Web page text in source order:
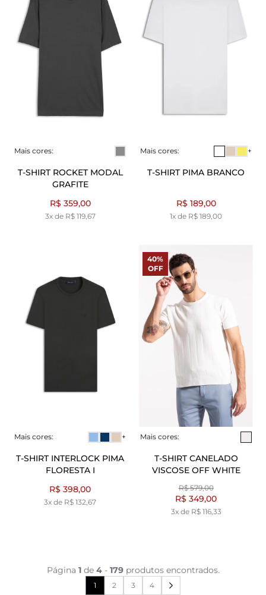
Mais cores:
T-SHIRT ROCKET MODAL
GRAFITE
R$ 359,00
3x de R$ 119,67
Mais cores: +
T-SHIRT PIMA BRANCO
R$ 189,00
1x de R$ 189,00
Mais cores: +
T-SHIRT INTERLOCK PIMA
FLORESTA I
R$ 398,00
3x de R$ 132,67
Mais cores:
T-SHIRT CANELADO
VISCOSE OFF WHITE
R$ 579,00
R$ 349,00
3x de R$ 116,33
40%
OFF
Página 1de 4- 179produtos encontrados.
1 2 3 4